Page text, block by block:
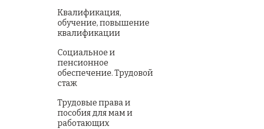
Квалификация,
обучение, повышение
квалификации
Социальное и
пенсионное
обеспечение. Трудовой
стаж
Трудовые права и
пособия для мам и
работающих